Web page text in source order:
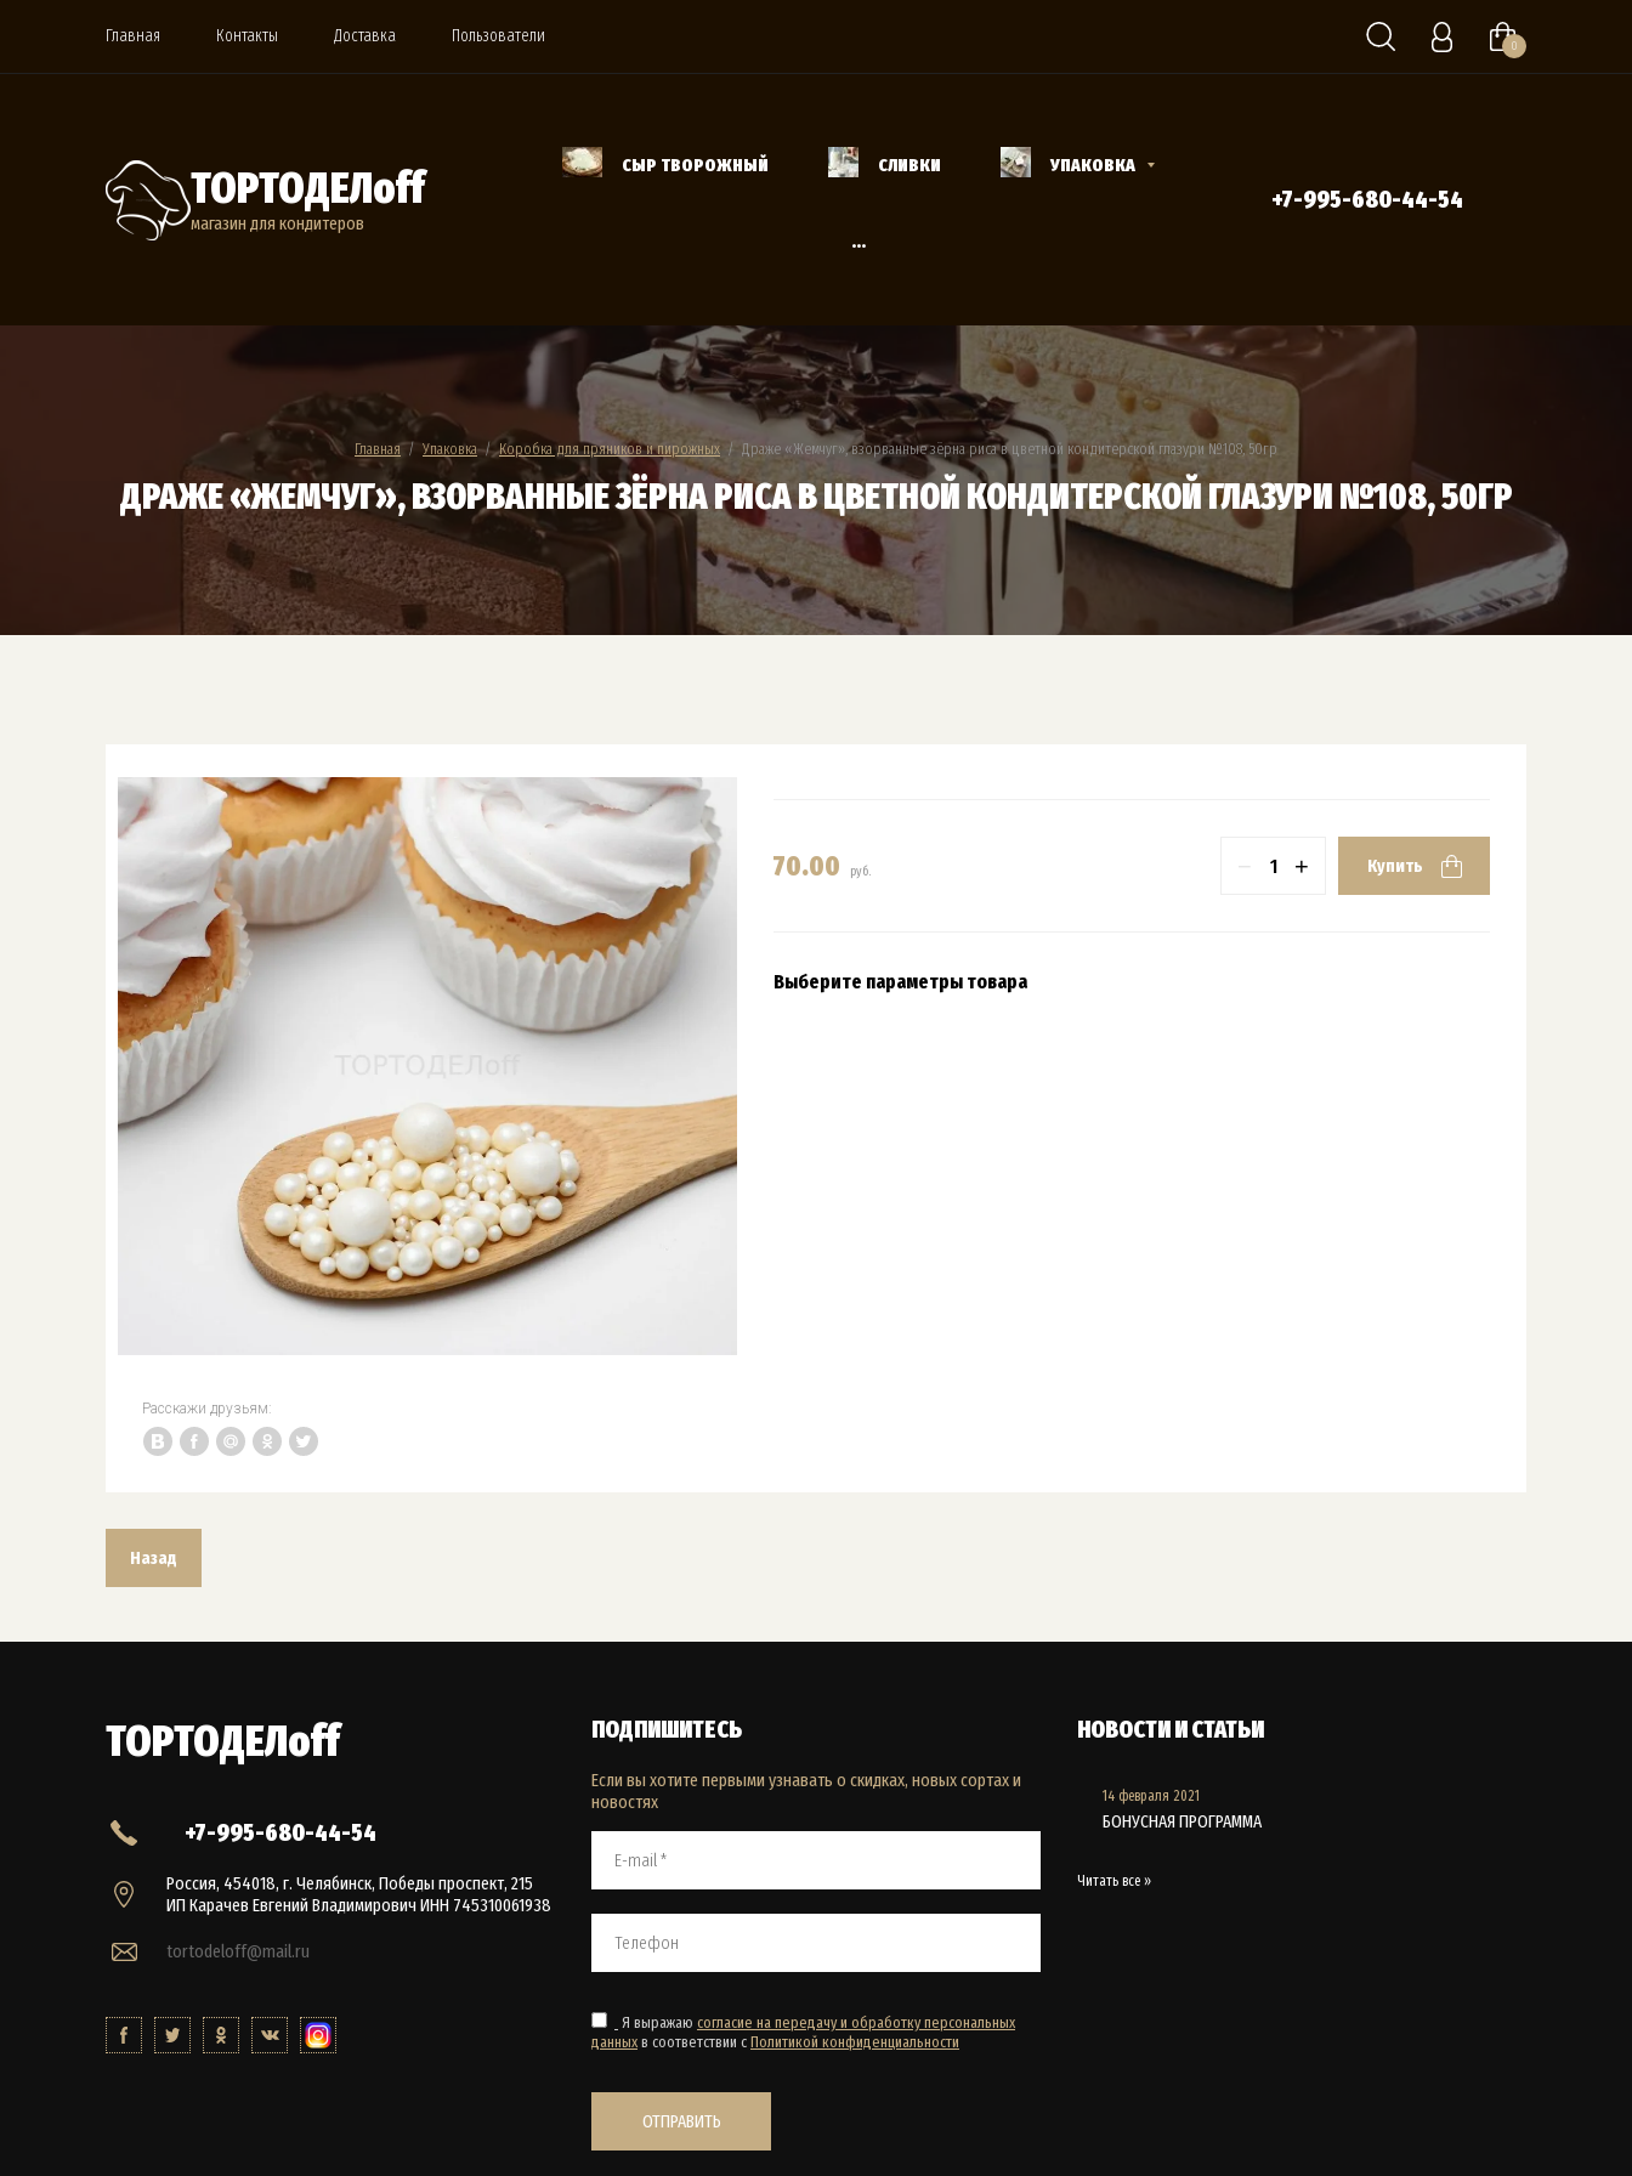
Главная Контакты Доставка Пользователи 0
ТОРТОДЕЛoff
магазин для кондитеров
СЫР ТВОРОЖНЫЙ СЛИВКИ УПАКОВКА
...
+7-995-680-44-54
Главная
  /
Упаковка
  /
Коробка для пряников и пирожных
  /  Драже «Жемчуг», взорванные зёрна риса в цветной кондитерской глазури №108, 50гр
ДРАЖЕ «ЖЕМЧУГ», ВЗОРВАННЫЕ ЗЁРНА РИСА В ЦВЕТНОЙ КОНДИТЕРСКОЙ ГЛАЗУРИ №108, 50ГР
Расскажи друзьям:
70.00 руб. − + Купить
Выберите параметры товара
Назад
ТОРТОДЕЛoff
+7-995-680-44-54
Россия, 454018, г. Челябинск, Победы проспект, 215
ИП Карачев Евгений Владимирович ИНН 745310061938
tortodeloff@mail.ru
ПОДПИШИТЕСЬ
Если вы хотите первыми узнавать о скидках, новых сортах и
новостях
Я выражаю согласие на передачу и обработку персональных
данных в соответствии с Политикой конфиденциальности
ОТПРАВИТЬ
НОВОСТИ И СТАТЬИ
14 февраля 2021
БОНУСНАЯ ПРОГРАММА
Читать все »